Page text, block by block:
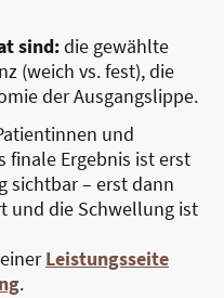
sind:die gewählte
(weich vs. fest), die
der Ausgangslippe.
und
finale Ergebnis ist erst
sichtbar – erst dann
und die Schwellung ist
Leistungsseite
.